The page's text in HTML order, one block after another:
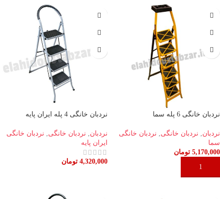
نردبان خانگی 6 پله سما
نردبان, نردبان خانگی, نردبان خانگی
سما
5,170,000 تومان
افزودن به سبد خرید
نردبان خانگی 4 پله ایران پایه
نردبان, نردبان خانگی, نردبان خانگی
ایران پایه
4,320,000 تومان